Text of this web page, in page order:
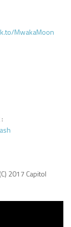
MwakaMoon
2017 Capitol